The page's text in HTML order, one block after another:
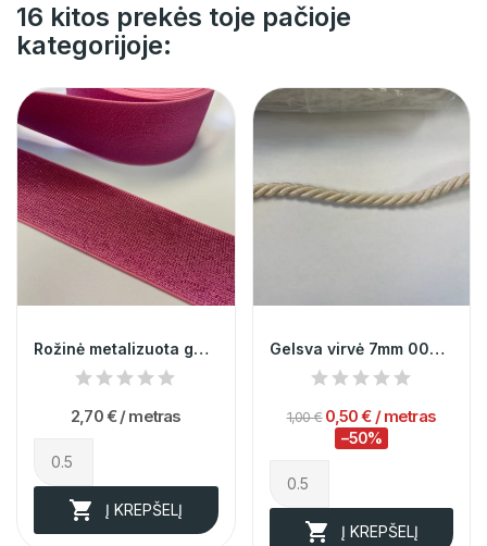
16 kitos prekės toje pačioje
kategorijoje:
Rožinė metalizuota guma 5cm 012235
2,70 € / metras
 Į KREPŠELĮ
Gelsva virvė 7mm 000090
1,00 € 0,50 € / metras
−50%
 Į KREPŠELĮ